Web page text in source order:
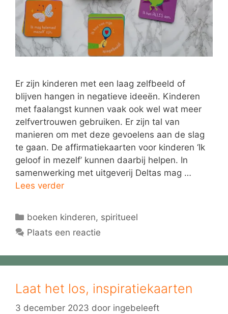
Er zijn kinderen met een laag zelfbeeld of
blijven hangen in negatieve ideeën. Kinderen
met faalangst kunnen vaak ook wel wat meer
zelfvertrouwen gebruiken. Er zijn tal van
manieren om met deze gevoelens aan de slag
te gaan. De affirmatiekaarten voor kinderen ‘Ik
geloof in mezelf’ kunnen daarbij helpen. In
samenwerking met uitgeverij Deltas mag …
Lees verder
Categorieën
boeken kinderen, spiritueel
Plaats een reactie
Laat het los, inspiratiekaarten
3 december 2023 door ingebeleeft